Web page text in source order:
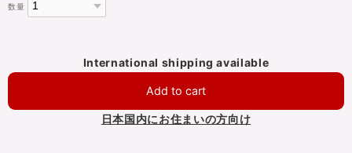
数量
International shipping available
Add to cart
日本国内にお住まいの方向け